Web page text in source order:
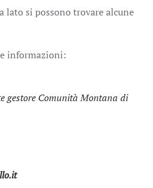
lato si possono trovare alcune
informazioni:
gestore Comunità Montana di